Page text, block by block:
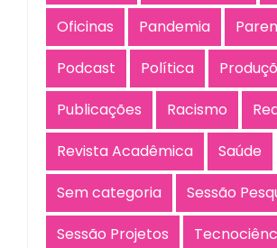
Oficinas
Pandemia
Podcast
Política
Publicações
Racismo
Revista Acadêmica
Saúde
Sem categoria
Sessão
Sessão Projetos